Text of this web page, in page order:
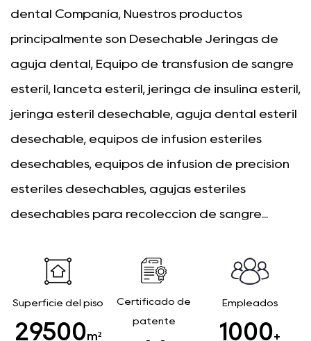
dental Compañía , Nuestros productos
principalmente son Desechable Jeringas de
aguja dental , Equipo de transfusión de sangre
estéril, lanceta estéril, jeringa de insulina estéril,
jeringa estéril desechable, aguja dental estéril
desechable, equipos de infusión estériles
desechables, equipos de infusión de precisión
estériles desechables, agujas estériles
desechables para recolección de sangre...
Superficie del piso
29500m²
Certificado de
patente
Empleados
1000+